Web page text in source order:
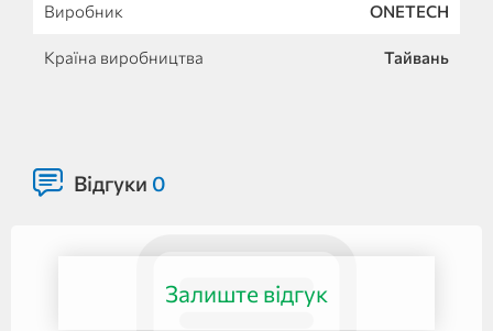
Виробник ONETECH
Країна виробництва Тайвань
Відгуки 0
Залиште відгук